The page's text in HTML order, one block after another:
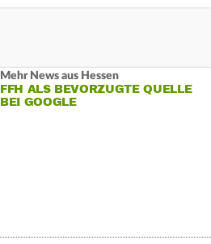
Mehr News aus Hessen
FFH ALS BEVORZUGTE QUELLE
BEI GOOGLE